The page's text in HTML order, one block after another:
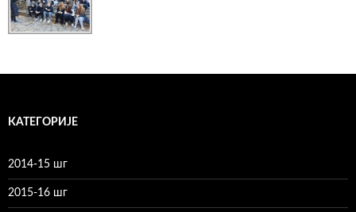
КАТЕГОРИЈЕ
2014-15 шг
2015-16 шг